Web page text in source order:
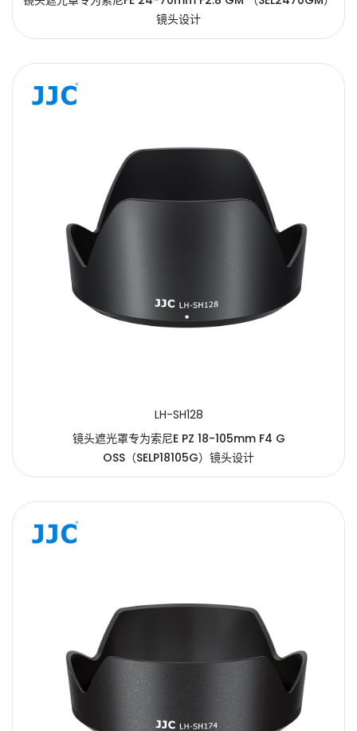
镜头设计
LH-SH128
镜头遮光罩专为索尼E PZ 18-105mm F4 G
OSS（SELP18105G）镜头设计